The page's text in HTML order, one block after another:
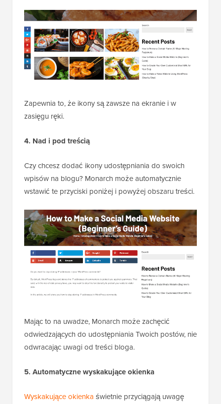
Zapewnia to, że ikony są zawsze na ekranie i w
zasięgu ręki.
4. Nad i pod treścią
Czy chcesz dodać ikony udostępniania do swoich
wpisów na blogu? Monarch może automatycznie
wstawić te przyciski poniżej i powyżej obszaru treści.
Mając to na uwadze, Monarch może zachęcić
odwiedzających do udostępniania Twoich postów, nie
odwracając uwagi od treści bloga.
5. Automatyczne wyskakujące okienka
Wyskakujące okienka świetnie przyciągają uwagę